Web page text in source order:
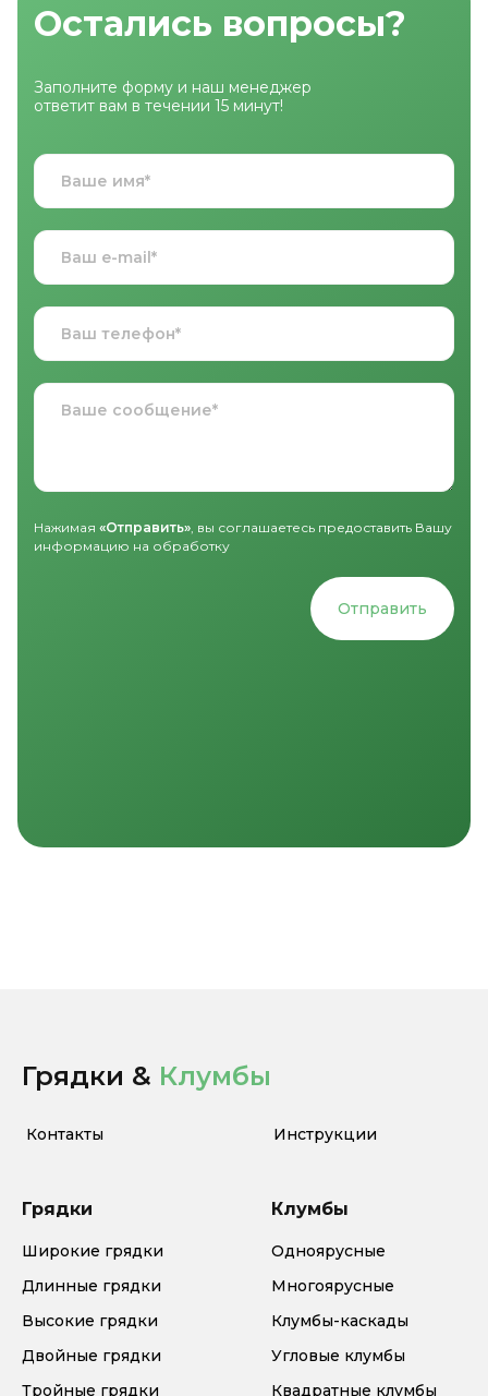
Остались вопросы?
Заполните форму и наш менеджер
ответит вам в течении 15 минут!
Нажимая «Отправить» , вы соглашаетесь предоставить Вашу
информацию на обработку
Отправить
Грядки & Клумбы
Контакты Инструкции
Грядки
Широкие грядки
Длинные грядки
Высокие грядки
Двойные грядки
Тройные грядки
Клумбы
Одноярусные
Многоярусные
Клумбы-каскады
Угловые клумбы
Квадратные клумбы